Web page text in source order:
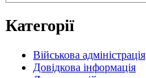
Категорії
Військова адміністрація
Довідкова інформація